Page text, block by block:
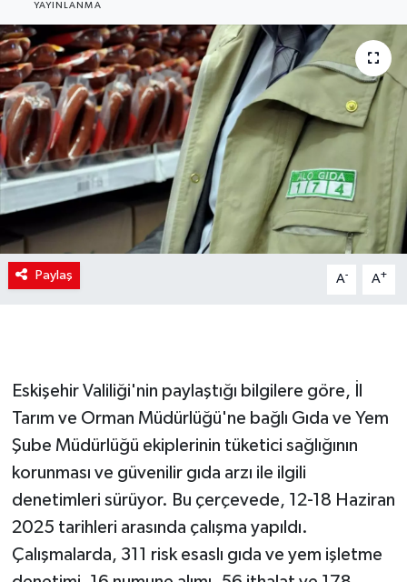
YAYINLANMA
Paylaş A- A+
Eskişehir Valiliği'nin paylaştığı bilgilere göre, İl
Tarım ve Orman Müdürlüğü'ne bağlı Gıda ve Yem
Şube Müdürlüğü ekiplerinin tüketici sağlığının
korunması ve güvenilir gıda arzı ile ilgili
denetimleri sürüyor. Bu çerçevede, 12-18 Haziran
2025 tarihleri arasında çalışma yapıldı.
Çalışmalarda, 311 risk esaslı gıda ve yem işletme